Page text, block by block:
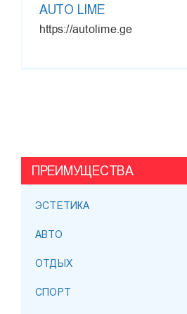
AUTO LIME
https://autolime.ge
ПРЕИМУЩЕСТВА
ЭСТЕТИКА
АВТО
ОТДЫХ
СПОРТ